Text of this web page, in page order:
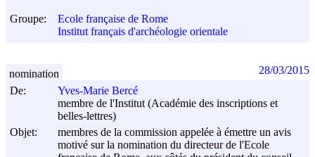
Groupe:
Ecole française de Rome
Institut français d'archéologie orientale
De:
Yves-Marie Bercé
membre de l'Institut (Académie des inscriptions et
belles-lettres)
Objet:
membres de la commission appelée à émettre un avis
motivé sur la nomination du directeur de l'Ecole
nomination 28/03/2015